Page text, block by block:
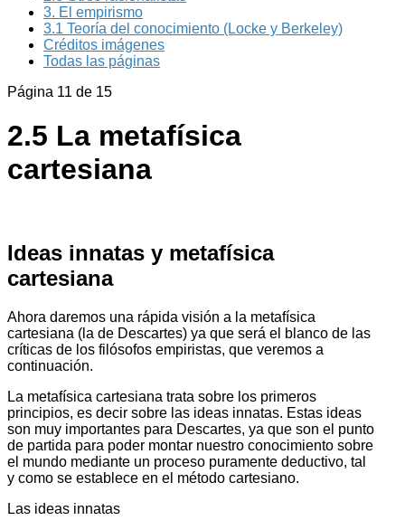
3. El empirismo
3.1 Teoría del conocimiento (Locke y Berkeley)
Créditos imágenes
Todas las páginas
Página 11 de 15
2.5 La metafísica
cartesiana
Ideas innatas y metafísica
cartesiana
Ahora daremos una rápida visión a la metafísica
cartesiana (la de Descartes) ya que será el blanco de las
críticas de los filósofos empiristas, que veremos a
continuación.
La metafísica cartesiana trata sobre los primeros
principios, es decir sobre las ideas innatas. Estas ideas
son muy importantes para Descartes, ya que son el punto
de partida para poder montar nuestro conocimiento sobre
el mundo mediante un proceso puramente deductivo, tal
y como se establece en el método cartesiano.
Las ideas innatas